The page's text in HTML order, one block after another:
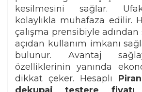
kesilmesini sağlar.
kolaylıkla muhafaza edilir.
çalışma prensibiyle
açıdan kullanım imkanı
bulunur. Avantaj
özelliklerinin yanında
dikkat çeker. Hesaplı